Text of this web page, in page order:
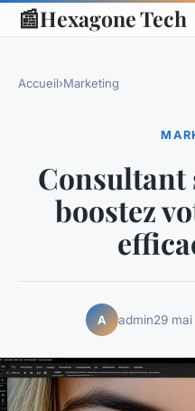
📰Hexagone Tech
Accueil›Marketing
Consultant
boostez
A admin29